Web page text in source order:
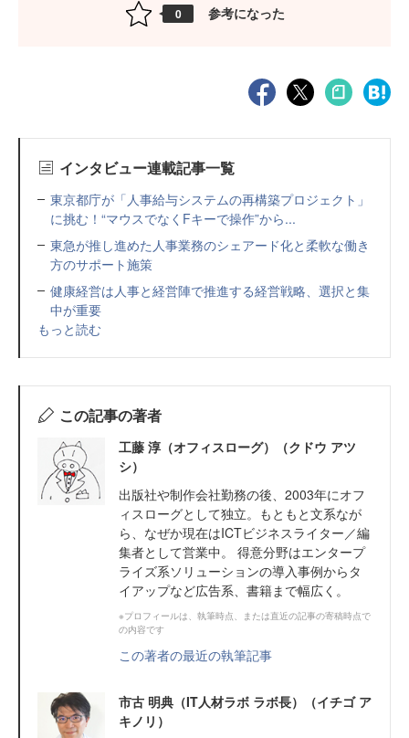
0 参考になった
インタビュー連載記事一覧
東京都庁が「人事給与システムの再構築プロジェクト」
に挑む！“マウスでなくFキーで操作”から...
東急が推し進めた人事業務のシェアード化と柔軟な働き
方のサポート施策
健康経営は人事と経営陣で推進する経営戦略、選択と集
中が重要
もっと読む
この記事の著者
工藤 淳（オフィスローグ）（クドウ アツ
シ）
出版社や制作会社勤務の後、2003年にオフ
ィスローグとして独立。もともと文系なが
ら、なぜか現在はICTビジネスライター／編
集者として営業中。 得意分野はエンタープ
ライズ系ソリューションの導入事例からタ
イアップなど広告系、書籍まで幅広く。
※プロフィールは、執筆時点、または直近の記事の寄稿時点で
の内容です
この著者の最近の執筆記事
市古 明典（IT人材ラボ ラボ長）（イチゴ ア
キノリ）